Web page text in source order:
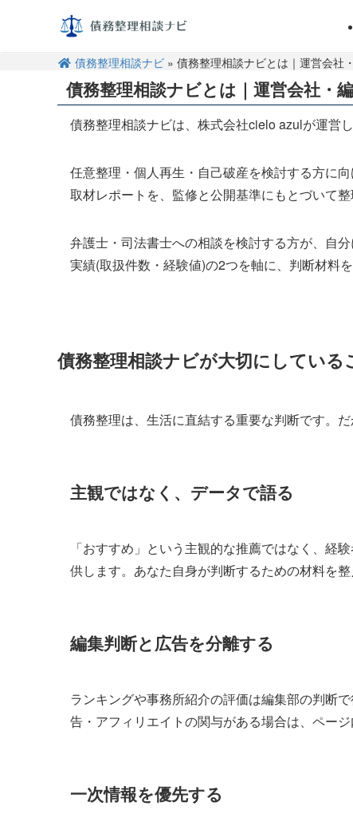
債務整理相談ナビ» 債務整理相談ナビとは｜運営会社
債務整理相談ナビとは｜運営会社・
債務整理相談ナビは、株式会社cielo azulが運営し
任意整理・個人再生・自己破産を検討する方に
取材レポートを、監修と公開基準にもとづいて整
弁護士・司法書士への相談を検討する方が、自
実績(取扱件数・経験値)の2つを軸に、判断材料
債務整理相談ナビが大切にしている
債務整理は、生活に直結する重要な判断です。
主観ではなく、データで語る
「おすすめ」という主観的な推薦ではなく、経
供します。あなた自身が判断するための材料を整
編集判断と広告を分離する
ランキングや事務所紹介の評価は編集部の判断
告・アフィリエイトの関与がある場合は、ページ
一次情報を優先する